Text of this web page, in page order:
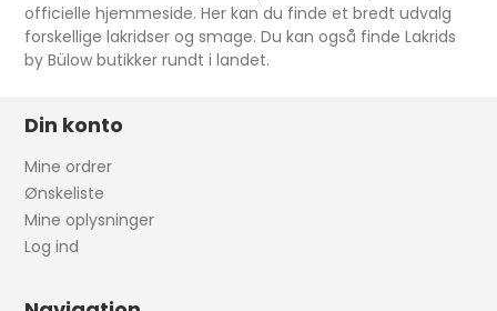
officielle hjemmeside. Her kan du finde et bredt udvalg
forskellige lakridser og smage. Du kan også finde Lakrids
by Bülow butikker rundt i landet.
Din konto
Mine ordrer
Ønskeliste
Mine oplysninger
Log ind